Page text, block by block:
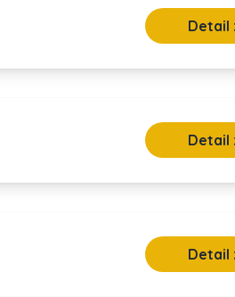
Detail
Detail
Detail